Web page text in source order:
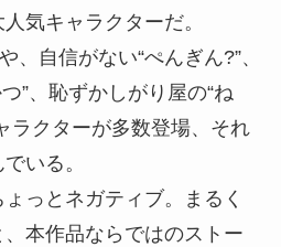
気キャラクターだ。
、自信がない“ぺんぎん?”、
”、恥ずかしがり屋の“ね
ラクターが多数登場、それ
いる。
っとネガティブ。まるく
本作品ならではのストー